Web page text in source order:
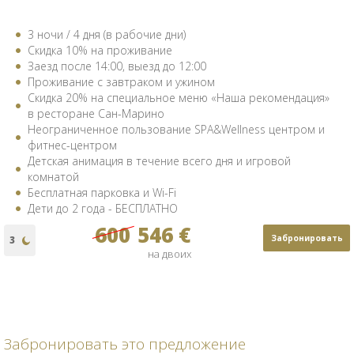
3 ночи / 4 дня (в рабочие дни)
Скидка 10% на проживание
Заезд после 14:00, выезд до 12:00
Проживание с завтраком и ужином
Скидка 20% на специальное меню «Наша рекомендация»
в ресторане Сан-Марино
Неограниченное пользование SPA&Wellness центром и
фитнес-центром
Детская анимация в течение всего дня и игровой
комнатой
Бесплатная парковка и Wi-Fi
Дети до 2 года - БЕСПЛАТНО
600 546 €
на двоих
Забронировать
Забронировать это предложение